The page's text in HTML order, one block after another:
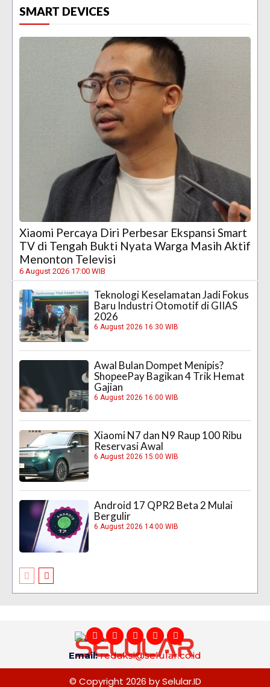
SMART DEVICES
Xiaomi Percaya Diri Perbesar Ekspansi Smart
TV di Tengah Bukti Nyata Warga Masih Aktif
Menonton Televisi
6 August 2026 17:00 WIB
Teknologi Keselamatan Jadi Fokus
Baru Industri Otomotif di GIIAS
2026
6 August 2026 16:30 WIB
Awal Bulan Dompet Menipis?
ShopeePay Bagikan 4 Trik Hemat
Gajian
6 August 2026 16:00 WIB
Xiaomi N7 dan N9 Raup 100 Ribu
Reservasi Awal
6 August 2026 15:00 WIB
Android 17 QPR2 Beta 2 Mulai
Bergulir
6 August 2026 14:00 WIB
Email:redaksi@selular.co.id
© Copyright 2026 by Selular.ID